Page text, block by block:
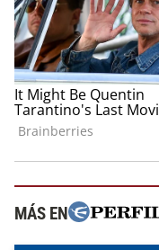
MÁS EN